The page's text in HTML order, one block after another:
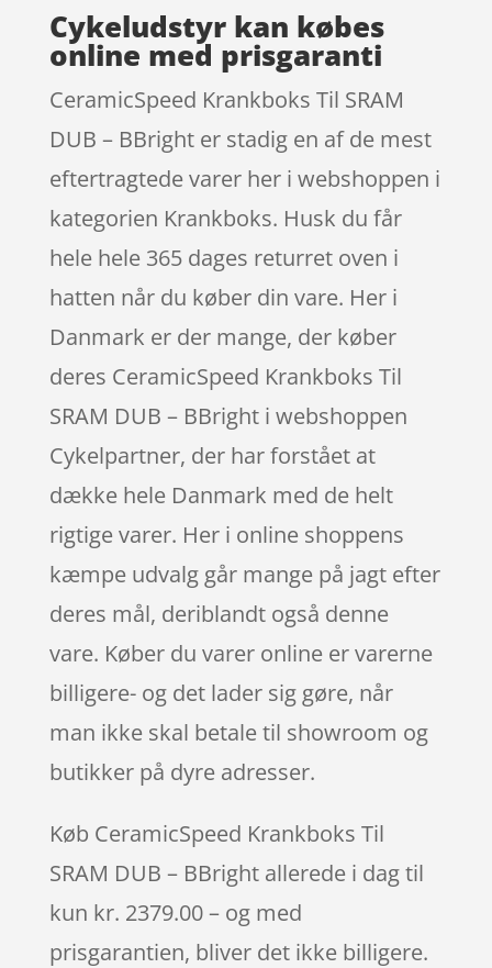
Cykeludstyr kan købes
online med prisgaranti
CeramicSpeed Krankboks Til SRAM
DUB – BBright er stadig en af de mest
eftertragtede varer her i webshoppen i
kategorien Krankboks. Husk du får
hele hele 365 dages returret oven i
hatten når du køber din vare. Her i
Danmark er der mange, der køber
deres CeramicSpeed Krankboks Til
SRAM DUB – BBright i webshoppen
Cykelpartner, der har forstået at
dække hele Danmark med de helt
rigtige varer. Her i online shoppens
kæmpe udvalg går mange på jagt efter
deres mål, deriblandt også denne
vare. Køber du varer online er varerne
billigere- og det lader sig gøre, når
man ikke skal betale til showroom og
butikker på dyre adresser.
Køb CeramicSpeed Krankboks Til
SRAM DUB – BBright allerede i dag til
kun kr. 2379.00 – og med
prisgarantien, bliver det ikke billigere.